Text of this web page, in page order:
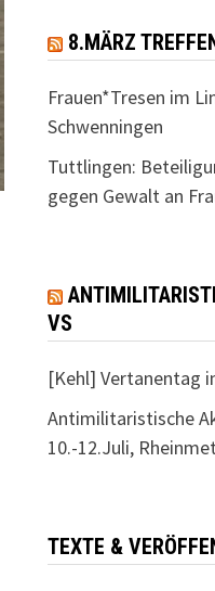
8.MÄRZ
Frauen*Tresen im
Schwenningen
Tuttlingen:
gegen Gewalt an
VS
[Kehl] Vertanentag
Antimilitaristische
10.-12.Juli,
TEXTE &